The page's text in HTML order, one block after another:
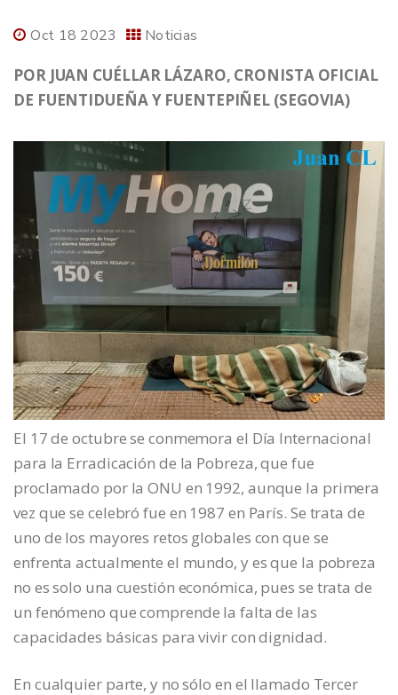
Oct 18 2023 Noticias
POR JUAN CUÉLLAR LÁZARO, CRONISTA OFICIAL
DE FUENTIDUEÑA Y FUENTEPIÑEL (SEGOVIA)
El 17 de octubre se conmemora el Día Internacional
para la Erradicación de la Pobreza, que fue
proclamado por la ONU en 1992, aunque la primera
vez que se celebró fue en 1987 en París. Se trata de
uno de los mayores retos globales con que se
enfrenta actualmente el mundo, y es que la pobreza
no es solo una cuestión económica, pues se trata de
un fenómeno que comprende la falta de las
capacidades básicas para vivir con dignidad.
En cualquier parte, y no sólo en el llamado Tercer